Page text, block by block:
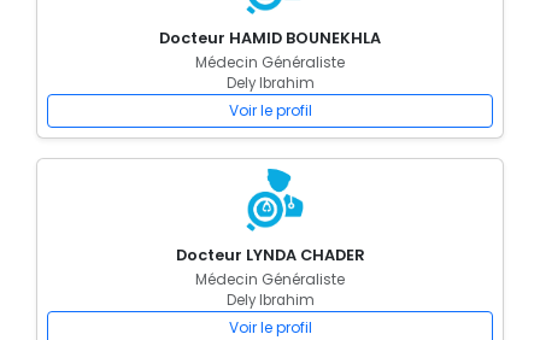
Docteur HAMID BOUNEKHLA
Médecin Généraliste
Dely Ibrahim
Voir le profil
Docteur LYNDA CHADER
Médecin Généraliste
Dely Ibrahim
Voir le profil